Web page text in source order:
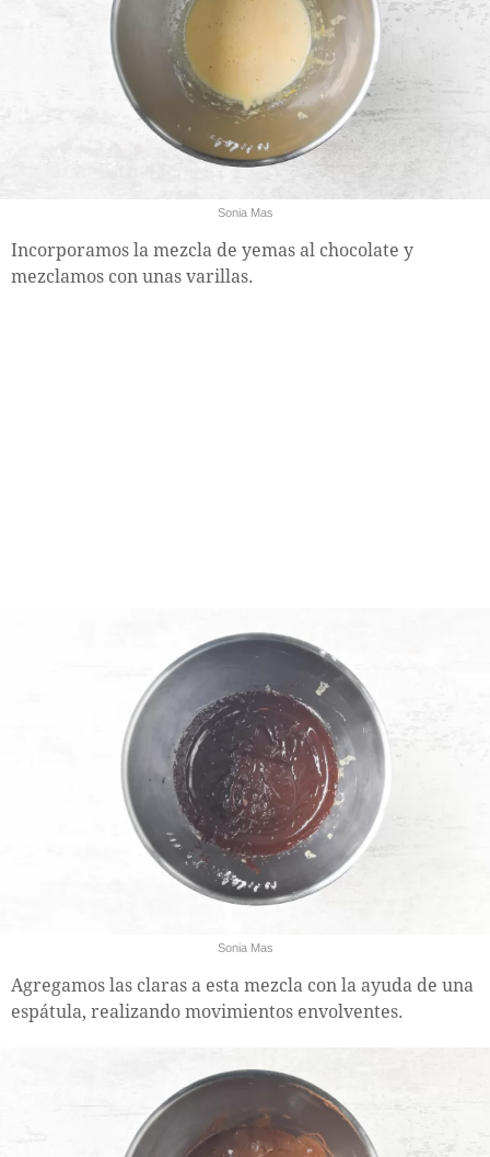
Sonia Mas
Incorporamos la mezcla de yemas al chocolate y
mezclamos con unas varillas.
Sonia Mas
Agregamos las claras a esta mezcla con la ayuda de una
espátula, realizando movimientos envolventes.